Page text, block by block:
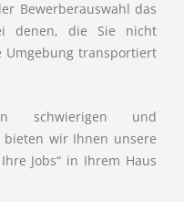
Bewerberauswahl das
denen, die Sie nicht
transportiert
schwierigen und
bieten wir Ihnen unsere
Jobs“ in Ihrem Haus